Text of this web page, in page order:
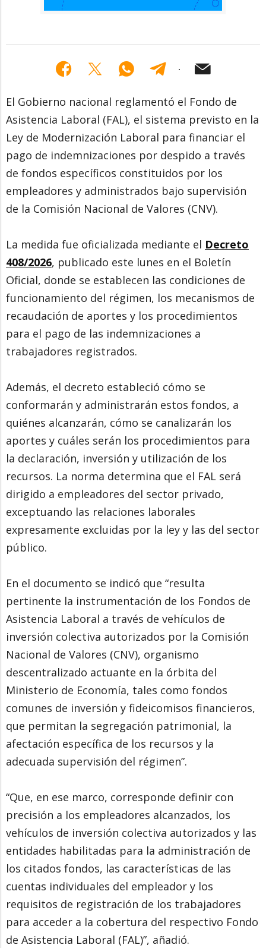
El Gobierno nacional reglamentó el Fondo de
Asistencia Laboral (FAL), el sistema previsto en la
Ley de Modernización Laboral para financiar el
pago de indemnizaciones por despido a través
de fondos específicos constituidos por los
empleadores y administrados bajo supervisión
de la Comisión Nacional de Valores (CNV).
La medida fue oficializada mediante el Decreto
408/2026, publicado este lunes en el Boletín
Oficial, donde se establecen las condiciones de
funcionamiento del régimen, los mecanismos de
recaudación de aportes y los procedimientos
para el pago de las indemnizaciones a
trabajadores registrados.
Además, el decreto estableció cómo se
conformarán y administrarán estos fondos, a
quiénes alcanzarán, cómo se canalizarán los
aportes y cuáles serán los procedimientos para
la declaración, inversión y utilización de los
recursos. La norma determina que el FAL será
dirigido a empleadores del sector privado,
exceptuando las relaciones laborales
expresamente excluidas por la ley y las del sector
público.
En el documento se indicó que “resulta
pertinente la instrumentación de los Fondos de
Asistencia Laboral a través de vehículos de
inversión colectiva autorizados por la Comisión
Nacional de Valores (CNV), organismo
descentralizado actuante en la órbita del
Ministerio de Economía, tales como fondos
comunes de inversión y fideicomisos financieros,
que permitan la segregación patrimonial, la
afectación específica de los recursos y la
adecuada supervisión del régimen”.
“Que, en ese marco, corresponde definir con
precisión a los empleadores alcanzados, los
vehículos de inversión colectiva autorizados y las
entidades habilitadas para la administración de
los citados fondos, las características de las
cuentas individuales del empleador y los
requisitos de registración de los trabajadores
para acceder a la cobertura del respectivo Fondo
de Asistencia Laboral (FAL)”, añadió.